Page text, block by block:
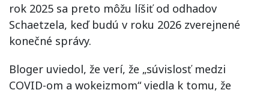
rok 2025 sa preto môžu líšiť od odhadov
Schaetzela, keď budú v roku 2026 zverejnené
konečné správy.
Bloger uviedol, že verí, že „súvislosť medzi
COVID-om a wokeizmom“ viedla k tomu, že